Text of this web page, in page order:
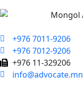
+976 7011-9206
+976 7012-9206
+976 11-329206
info@advocate.mn